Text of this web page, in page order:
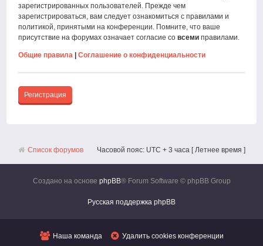
зарегистрированных пользователей. Прежде чем
зарегистрироваться, вам следует ознакомиться с правилами и
политикой, принятыми на конференции. Помните, что ваше
присутствие на форумах означает согласие совсеми правилами.
Общие правила |Соглашение о конфиденциальности
Регистрация
Список форумов Часовой пояс: UTC + 3 часа [ Летнее время ]
Создано на основе phpBB® Forum Software © phpBB Group
Русская поддержка phpBB
Наша команда Удалить cookies конференции